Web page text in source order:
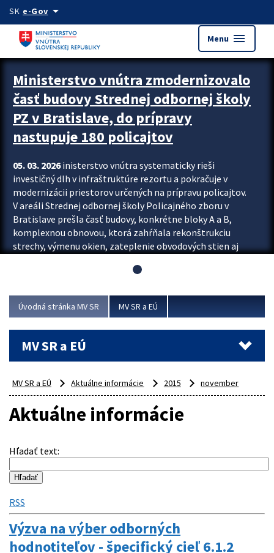
Preskocit na hlavný obsah
SK e-Govarrow_drop_down
Menu menu
Ministerstvo vnútra zmodernizovalo
časť budovy Strednej odbornej školy
PZ v Bratislave, do prípravy
nastupuje 180 policajtov
05. 03. 2026inisterstvo vnútra systematicky rieši
investičný dlh v infraštruktúre rezortu a pokračuje v
modernizácii priestorov určených na prípravu policajtov.
V areáli Strednej odbornej školy Policajného zboru v
Bratislave prešla časť budovy, konkrétne bloky A a B,
komplexnou obnovou, ktorá zahŕňala rekonštrukciu
strechy, výmenu okien, zateplenie obvodových stien aj
aj interiéru, kde vznikli nové učebne a moderné
Viac
Úvodná stránka MV SR MV SR a EÚ
MV SR a EÚ
MV SR a EÚ Aktuálne informácie 2015 november
Aktuálne informácie
Hľadať text:
RSS
Výzva na výber odborných
hodnotiteľov - špecifický cieľ 6.1.2